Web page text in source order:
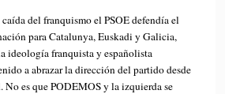
del franquismo el PSOE defendía el
para Catalunya, Euskadi y Galicia,
ideología franquista y españolista
a abrazar la dirección del partido desde
No es que PODEMOS y la izquierda se